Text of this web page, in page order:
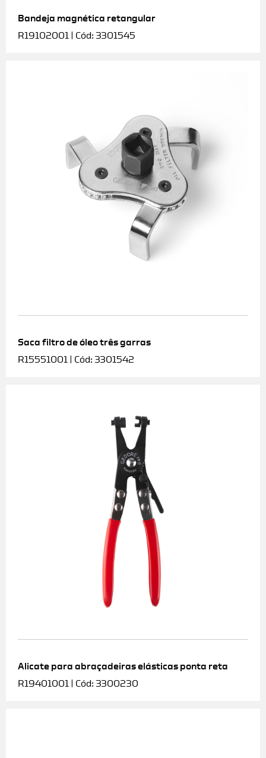
Bandeja magnética retangular
R19102001 | Cód: 3301545
Saca filtro de óleo três garras
R15551001 | Cód: 3301542
Alicate para abraçadeiras elásticas ponta reta
R19401001 | Cód: 3300230